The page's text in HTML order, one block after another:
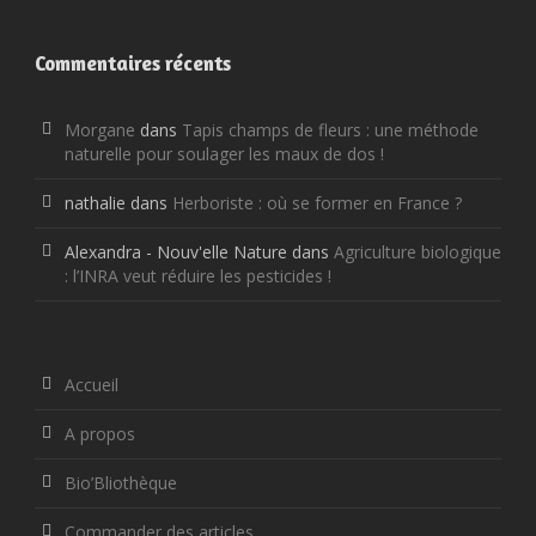
Commentaires récents
Morgane dans Tapis champs de fleurs : une méthode
naturelle pour soulager les maux de dos !
nathalie dans Herboriste : où se former en France ?
Alexandra - Nouv'elle Nature dans Agriculture biologique
: l’INRA veut réduire les pesticides !
Accueil
A propos
Bio’Bliothèque